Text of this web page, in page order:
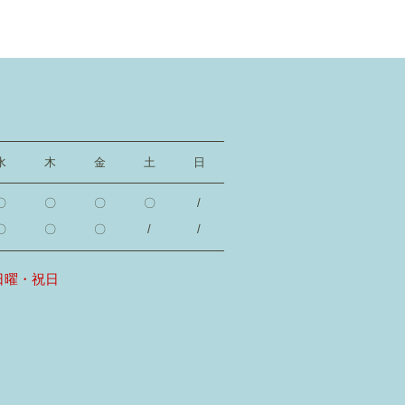
木 金 土 日
〇 〇 〇 /
〇 〇 / /
・祝日